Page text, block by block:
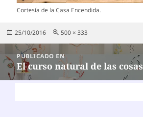
Cortesía de la Casa Encendida.
Publicado
25/10/2016
Tamaño
500 × 333
Navegación
de
entradas
PUBLICADO EN
El curso natural de las cosas